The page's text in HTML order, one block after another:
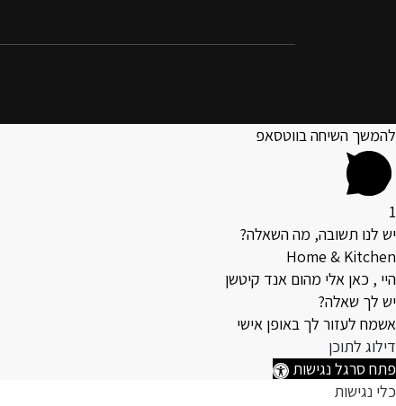
להמשך השיחה בווטסאפ
1
יש לנו תשובה, מה השאלה?
Home & Kitchen
היי , כאן אלי מהום אנד קיטשן
יש לך שאלה?
אשמח לעזור לך באופן אישי
דילוג לתוכן
פתח סרגל נגישות
כלי נגישות